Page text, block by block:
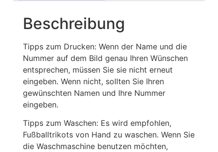
Beschreibung
Tipps zum Drucken: Wenn der Name und die
Nummer auf dem Bild genau Ihren Wünschen
entsprechen, müssen Sie sie nicht erneut
eingeben. Wenn nicht, sollten Sie Ihren
gewünschten Namen und Ihre Nummer
eingeben.
Tipps zum Waschen: Es wird empfohlen,
Fußballtrikots von Hand zu waschen. Wenn Sie
die Waschmaschine benutzen möchten,